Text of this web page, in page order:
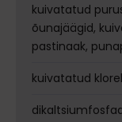
kuivatatud
õunajäägid,
pastinaak,
kuivatatud